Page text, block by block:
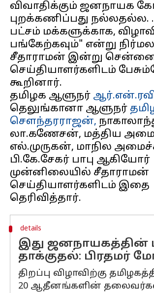
விவாதிக்கும் ஜனநாயக
புறக்கணிப்பது நல்லதல்ல.
பட்சம் மக்களுக்காக,
பங்கேற்கவும்" என்று
சீதாராமன் இன்று
செய்தியாளர்களிடம்
கூறினார்.
தமிழக ஆளுநர்
தெலுங்கானா ஆளுநர்
சௌந்தரராஜன்,
லா.கணேசன், மத்திய
எல்.முருகன், மாநில
பி.கே.சேகர் பாபு ஆகியோர்
முன்னிலையில் சீதாராமன்
செய்தியாளர்களிடம் இதை
details
இது ஜனநாயகத்தின்
தாக்குதல்: பிரதமர்
திறப்பு விழாவிற்கு
20 ஆதீனங்களின்